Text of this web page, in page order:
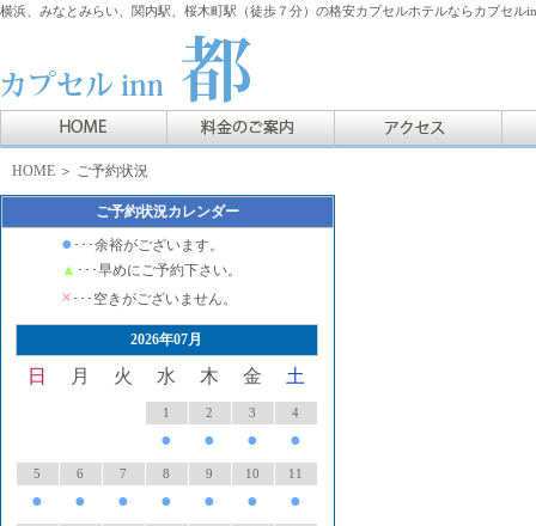
横浜、みなとみらい、関内駅、桜木町駅（徒歩７分）の格安カプセルホテルならカプセル
HOME ＞ ご予約状況
ご予約状況カレンダー
● ･･･余裕がございます。
▲ ･･･早めにご予約下さい。
× ･･･空きがございません。
2026年07月
日 月 火 水 木 金 土
1
●
2
●
3
●
4
●
5
●
6
●
7
●
8
●
9
●
10
●
11
●